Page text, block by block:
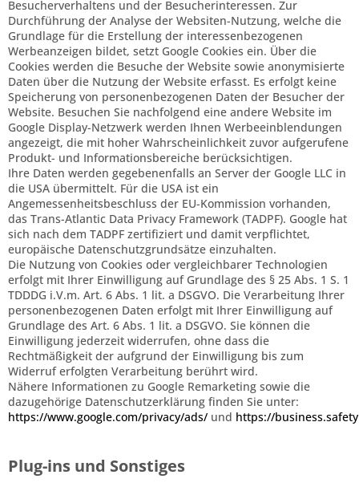
Besucherverhaltens und der Besucherinteressen. Zur
Durchführung der Analyse der Websiten-Nutzung, welche die
Grundlage für die Erstellung der interessenbezogenen
Werbeanzeigen bildet, setzt Google Cookies ein. Über die
Cookies werden die Besuche der Website sowie anonymisierte
Daten über die Nutzung der Website erfasst. Es erfolgt keine
Speicherung von personenbezogenen Daten der Besucher der
Website. Besuchen Sie nachfolgend eine andere Website im
Google Display-Netzwerk werden Ihnen Werbeeinblendungen
angezeigt, die mit hoher Wahrscheinlichkeit zuvor aufgerufene
Produkt- und Informationsbereiche berücksichtigen.
Ihre Daten werden gegebenenfalls an Server der Google LLC in
die USA übermittelt. Für die USA ist ein
Angemessenheitsbeschluss der EU-Kommission vorhanden,
das Trans-Atlantic Data Privacy Framework (TADPF). Google hat
sich nach dem TADPF zertifiziert und damit verpflichtet,
europäische Datenschutzgrundsätze einzuhalten.
Die Nutzung von Cookies oder vergleichbarer Technologien
erfolgt mit Ihrer Einwilligung auf Grundlage des § 25 Abs. 1 S. 1
TDDDG i.V.m. Art. 6 Abs. 1 lit. a DSGVO. Die Verarbeitung Ihrer
personenbezogenen Daten erfolgt mit Ihrer Einwilligung auf
Grundlage des Art. 6 Abs. 1 lit. a DSGVO. Sie können die
Einwilligung jederzeit widerrufen, ohne dass die
Rechtmäßigkeit der aufgrund der Einwilligung bis zum
Widerruf erfolgten Verarbeitung berührt wird.
Nähere Informationen zu Google Remarketing sowie die
dazugehörige Datenschutzerklärung finden Sie unter:
https://www.google.com/privacy/ads/ und https://
Plug-ins und Sonstiges